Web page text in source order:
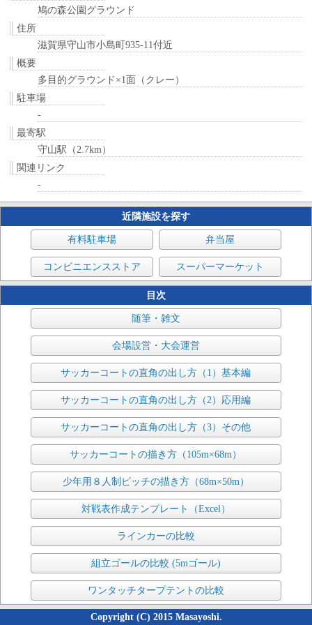
鳩の森公園グラウンド
住所
滋賀県守山市小島町935-11付近
概要
多目的グラウンド×1面（クレー）
駐車場
-
最寄駅
守山駅（2.7km）
関連リンク
-
近隣施設を探す
有料駐車場 弁当屋
コンビニエンスストア スーパーマーケット
目次
随筆・雑文
会場設営・大会運営
サッカーコートの直角の出し方（1）基本編
サッカーコートの直角の出し方（2）応用編
サッカーコートの直角の出し方（3）その他
サッカーコートの描き方（105m×68m）
少年用８人制ピッチの描き方（68m×50m）
対戦表作成テンプレート（Excel）
ラインカーの比較
組立ゴールの比較 (5mゴール)
ワンタッチタープテントの比較
Copyright (C) 2015 Masayoshi.